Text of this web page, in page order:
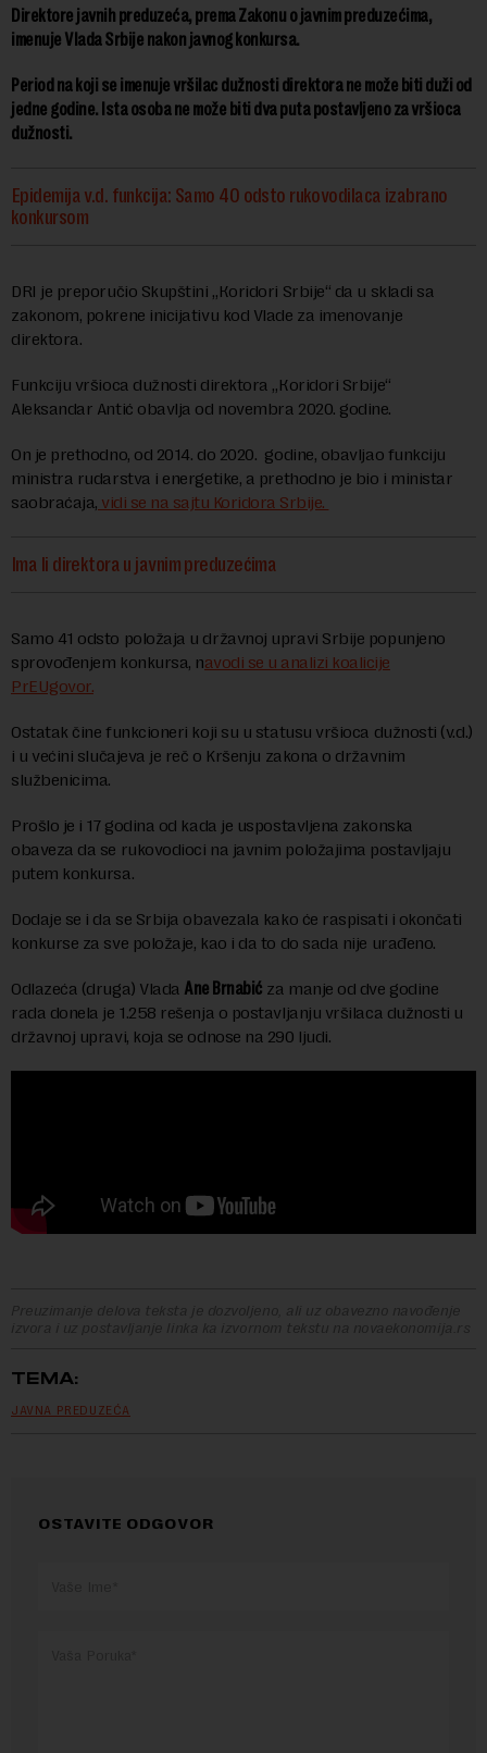
Direktore javnih preduzeća, prema Zakonu o javnim preduzećima,
imenuje Vlada Srbije nakon javnog konkursa.
Period na koji se imenuje vršilac dužnosti direktora ne može biti duži od
jedne godine. Ista osoba ne može biti dva puta postavljeno za vršioca
dužnosti.
Epidemija v.d. funkcija: Samo 40 odsto rukovodilaca izabrano
konkursom
DRI je preporučio Skupštini „Кoridori Srbije“ da u skladi sa
zakonom, pokrene inicijativu kod Vlade za imenovanje
direktora.
Funkciju vršioca dužnosti direktora „Кoridori Srbije“
Aleksandar Antić obavlja od novembra 2020. godine.
On je prethodno, od 2014. do 2020. godine, obavljao funkciju
ministra rudarstva i energetike, a prethodno je bio i ministar
saobraćaja, vidi se na sajtu Koridora Srbije.
Ima li direktora u javnim preduzećima
Samo 41 odsto položaja u državnoj upravi Srbije popunjeno
sprovođenjem konkursa, navodi se u analizi koalicije
PrEUgovor.
Ostatak čine funkcioneri koji su u statusu vršioca dužnosti (v.d.)
i u većini slučajeva je reč o Kršenju zakona o državnim
službenicima.
Prošlo je i 17 godina od kada je uspostavljena zakonska
obaveza da se rukovodioci na javnim položajima postavljaju
putem konkursa.
Dodaje se i da se Srbija obavezala kako će raspisati i okončati
konkurse za sve položaje, kao i da to do sada nije urađeno.
Odlazeća (druga) Vlada Ane Brnabić za manje od dve godine
rada donela je 1.258 rešenja o postavljanju vršilaca dužnosti u
državnoj upravi, koja se odnose na 290 ljudi.
Preuzimanje delova teksta je dozvoljeno, ali uz obavezno navođenje
izvora i uz postavljanje linka ka izvornom tekstu na novaekonomija.rs
TEMA:
JAVNA PREDUZEĆA
OSTAVITE ODGOVOR